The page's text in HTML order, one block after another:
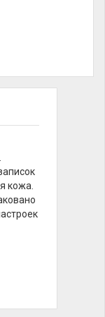
кожа.